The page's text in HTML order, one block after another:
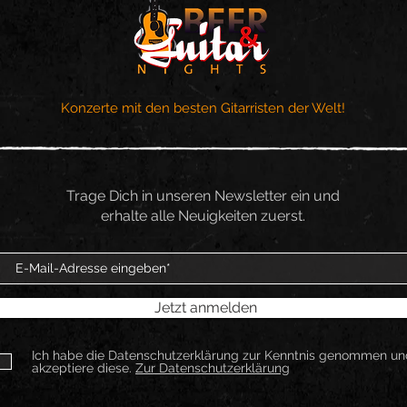
Konzerte mit den besten Gitarristen der Welt!
Trage Dich in unseren Newsletter ein und
erhalte alle Neuigkeiten zuerst.
Jetzt anmelden
Ich habe die Datenschutzerklärung zur Kenntnis genommen
akzeptiere diese. Zur Datenschutzerklärung